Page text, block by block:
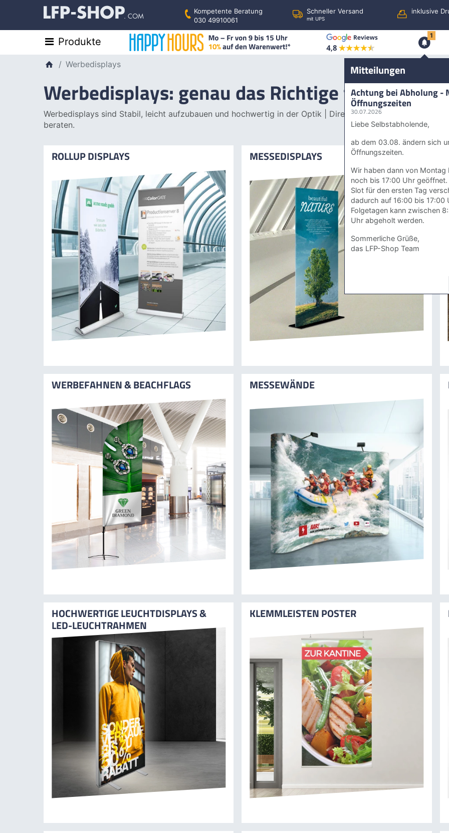
Kompetente Beratung
030 49910061
Schneller Versand
mit UPS
inklusive
1
Produkte
Werbedisplays
Werbedisplays: genau das Richtige für Ihren
Werbedisplays sind Stabil, leicht aufzubauen und hochwertig in der Optik | Direkt vom Hersteller | Top
beraten.
ROLLUP DISPLAYS MESSEDISPLAYS
WERBEFAHNEN & BEACHFLAGS MESSEWÄNDE
HOCHWERTIGE LEUCHTDISPLAYS &
LED-LEUCHTRAHMEN
KLEMMLEISTEN POSTER
Mitteilungen
Achtung bei Abholung -
Öffnungszeiten
30.07.2026
Liebe Selbstabholende,
ab dem 03.08. ändern sich
Öffnungszeiten.
Wir haben dann von Montag
noch bis 17:00 Uhr
Slot für den ersten Tag
dadurch auf 16:00 bis 17:00
Folgetagen kann zwischen
Uhr abgeholt werden.
Sommerliche Grüße,
das LFP-Shop Team